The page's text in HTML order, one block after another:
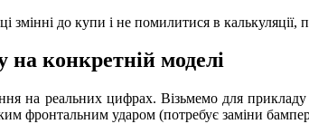
змінні до купи і не помилитися в калькуляції,
конкретній моделі
на реальних цифрах. Візьмемо для
фронтальним ударом (потребує заміни